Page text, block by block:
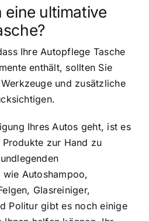
eine ultimative
Ihre Autopflege Tasche
enthält, sollten Sie
und zusätzliche
Ihres Autos geht, ist es
zur Hand zu
Autoshampoo,
Glasreiniger,
Politur gibt es noch einige